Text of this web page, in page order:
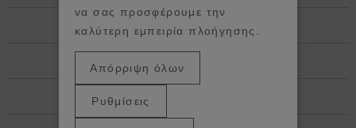
Βοήθεια
Πληροφορίες
Showroom / κεντρικά Γραφεία
να σας προσφέρουμε την
καλύτερη εμπειρία πλοήγησης.
Απόρριψη όλων
Ρυθμίσεις